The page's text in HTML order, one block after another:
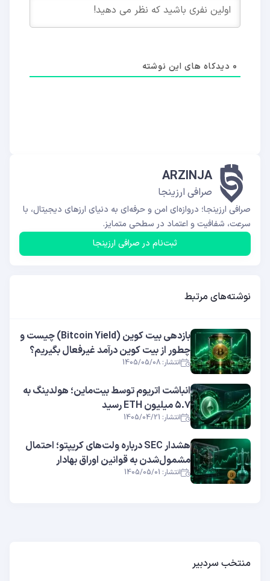
0 دیدکاه های این نوشته
ARZINJA
صرافی ارزینجا
صرافی ارزینجا؛ دروازه‌ای امن و حرفه‌ای به دنیای ارزهای دیجیتال، با
سرعت، شفافیت و اعتماد در سطحی متمایز.
ثبت‌نام در صرافی ارزینجا
نوشته‌های مرتبط
بازدهی بیت کوین (Bitcoin Yield) چیست و
چطور از بیت کوین درآمد غیرفعال بگیریم؟
انتشار: 1405/05/08
انباشت اتریوم توسط بیت‌ماین؛ هولدینگ به
۵.۷ میلیون ETH رسید
انتشار: 1405/04/21
هشدار SEC درباره ولت‌های کریپتو؛ احتمال
مشمول‌شدن به قوانین اوراق بهادار
انتشار: 1405/05/01
منتخب سردبیر